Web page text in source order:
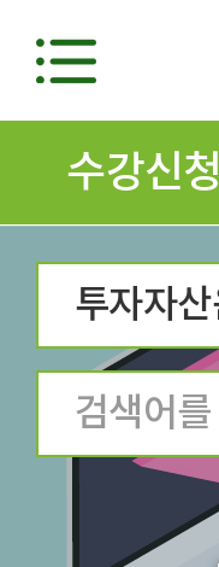
수강신청
투자자